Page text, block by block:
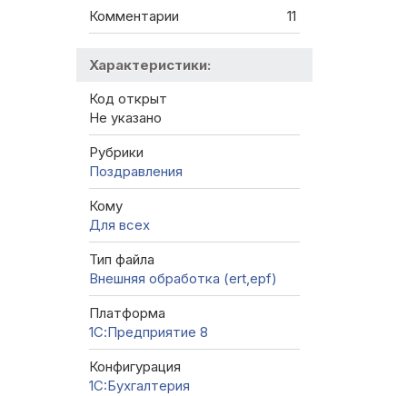
Комментарии 11
Характеристики:
Код открыт
Не указано
Рубрики
Поздравления
Кому
Для всех
Тип файла
Внешняя обработка (ert,epf)
Платформа
1С:Предприятие 8
Конфигурация
1C:Бухгалтерия